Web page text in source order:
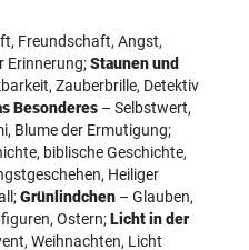
Freundschaft, Angst,
Erinnerung;Staunen und
Zauberbrille, Detektiv
Besonderes – Selbstwert,
Blume der Ermutigung;
biblische Geschichte,
Heiliger
Grünlindchen – Glauben,
Ostern;Licht in der
Weihnachten, Licht